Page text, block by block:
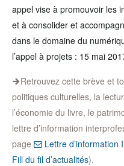
appel vise à promouvoir les
et à consolider et
dans le domaine du
l’appel à projets : 15 mai
Retrouvez cette brève et
politiques culturelles, la
l’économie du livre, le
lettre d’information
page
Lettre d’information
Fill du fil d’actualités).